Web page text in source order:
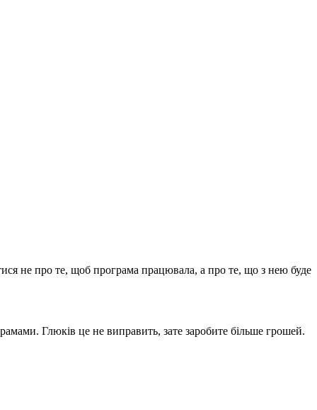
не про те, щоб програма працювала, а про те, що з нею буде
Глюків це не виправить, зате заробите більше грошей.